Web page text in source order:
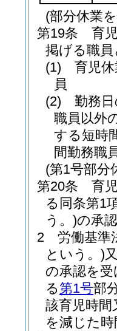
(部分休業
第19条
育
掲げる職
(1)
育児
員
(2)
勤務
職員以外
する短時
間勤務職
(第1号部分
第20条
育
る同条第1
う。)の承
2
労働基準
という。)
の承認を
る第1号部
該育児時
を減じた